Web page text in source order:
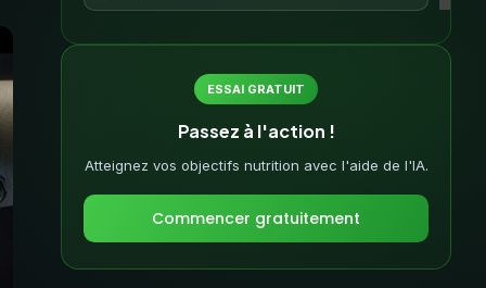
ESSAI GRATUIT
Passez à l'action !
Atteignez vos objectifs nutrition avec l'aide de l'IA.
Commencer gratuitement